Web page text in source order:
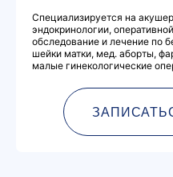
Специализируется на
эндокринологии,
обследование и лечение по
шейки матки, мед. аборты,
малые гинекологические